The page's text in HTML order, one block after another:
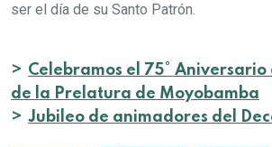
ser el día de su Santo Patrón.
> Celebramos el 75°
de la Prelatura de Moyobamba
> Jubileo de animadores del